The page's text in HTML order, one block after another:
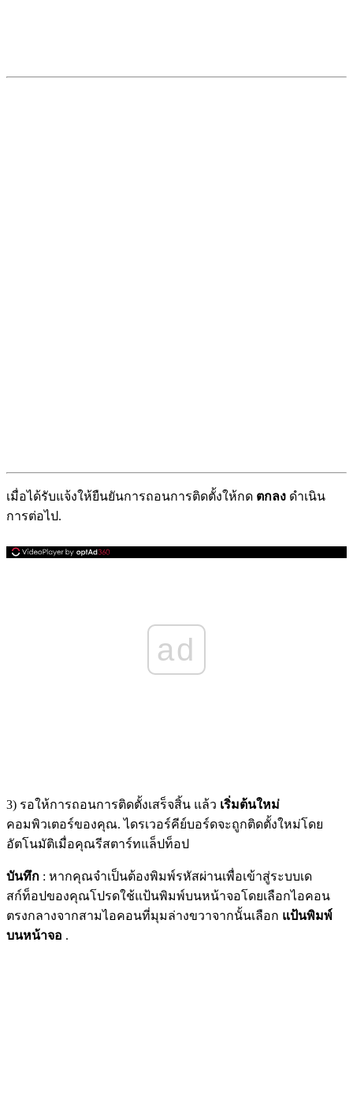
เมื่อได้รับแจ้งให้ยืนยันการถอนการติดตั้งให้กด ตกลง ดำเนิน
การต่อไป.
ad
3) รอให้การถอนการติดตั้งเสร็จสิ้น แล้ว เริ่มต้นใหม่
คอมพิวเตอร์ของคุณ. ไดรเวอร์คีย์บอร์ดจะถูกติดตั้งใหม่โดย
อัตโนมัติเมื่อคุณรีสตาร์ทแล็ปท็อป
บันทึก : หากคุณจำเป็นต้องพิมพ์รหัสผ่านเพื่อเข้าสู่ระบบเด
สก์ท็อปของคุณโปรดใช้แป้นพิมพ์บนหน้าจอโดยเลือกไอคอน
ตรงกลางจากสามไอคอนที่มุมล่างขวาจากนั้นเลือก แป้นพิมพ์
บนหน้าจอ .